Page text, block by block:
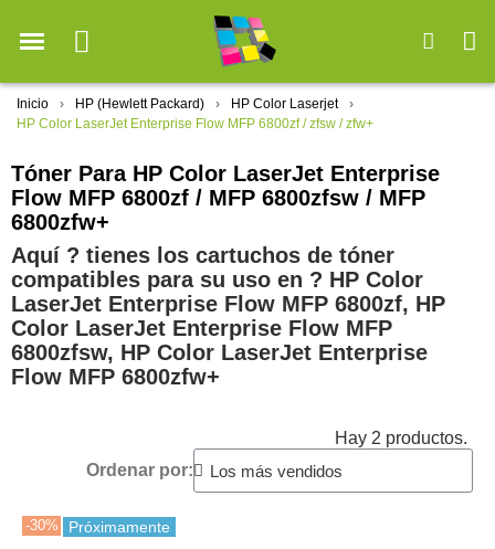
Inicio HP (Hewlett Packard)
HP Color Laserjet
HP Color LaserJet Enterprise Flow MFP 6800zf / zfsw / zfw+
Tóner Para HP Color LaserJet Enterprise
Flow MFP 6800zf / MFP 6800zfsw / MFP
6800zfw+
Aquí ? tienes los cartuchos de tóner
compatibles para su uso en ?️ HP Color
LaserJet Enterprise Flow MFP 6800zf, HP
Color LaserJet Enterprise Flow MFP
6800zfsw, HP Color LaserJet Enterprise
Flow MFP 6800zfw+
Hay 2 productos.
Ordenar por:
-30% Próximamente